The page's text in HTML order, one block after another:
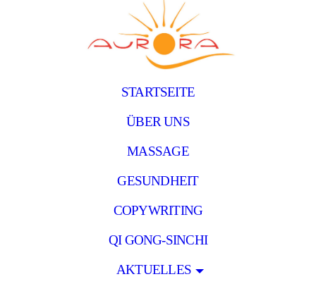
STARTSEITE
ÜBER UNS
MASSAGE
GESUNDHEIT
COPYWRITING
QI GONG-SINCHI
AKTUELLES